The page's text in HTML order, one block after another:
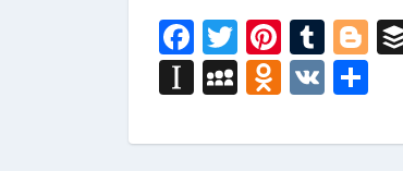
F
a
c
e
T
w
itt
er
Pi
nt
er
e
T
u
m
bl
Bl
g
In
a
M
S
O
n
V
ar